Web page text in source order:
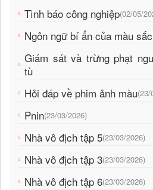
Tình báo công nghiệp(02/05/
Ngôn ngữ bí ẩn của màu sắc
Giám sát và trừng phạt
tù
Hỏi đáp về phim ảnh màu(23/
Pnin(23/03/2026)
Nhà vô địch tập 5(23/03/2026)
Nhà vô địch tập 3(23/03/2026)
Nhà vô địch tập 6(23/03/2026)